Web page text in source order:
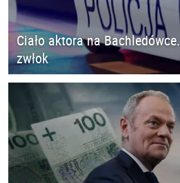
Ciało aktora na
zwłok